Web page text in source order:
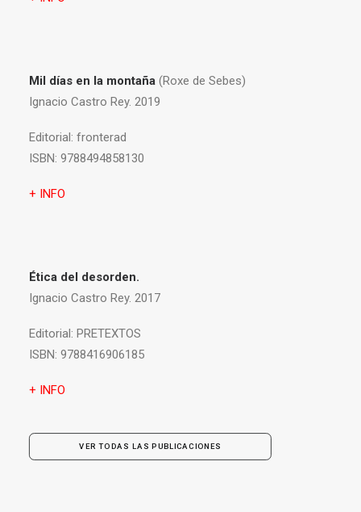
Mil días en la montaña (Roxe de Sebes)
Ignacio Castro Rey. 2019
Editorial: fronterad
ISBN: 9788494858130
+ INFO
Ética del desorden.
Ignacio Castro Rey. 2017
Editorial: PRETEXTOS
ISBN: 9788416906185
+ INFO
VER TODAS LAS PUBLICACIONES